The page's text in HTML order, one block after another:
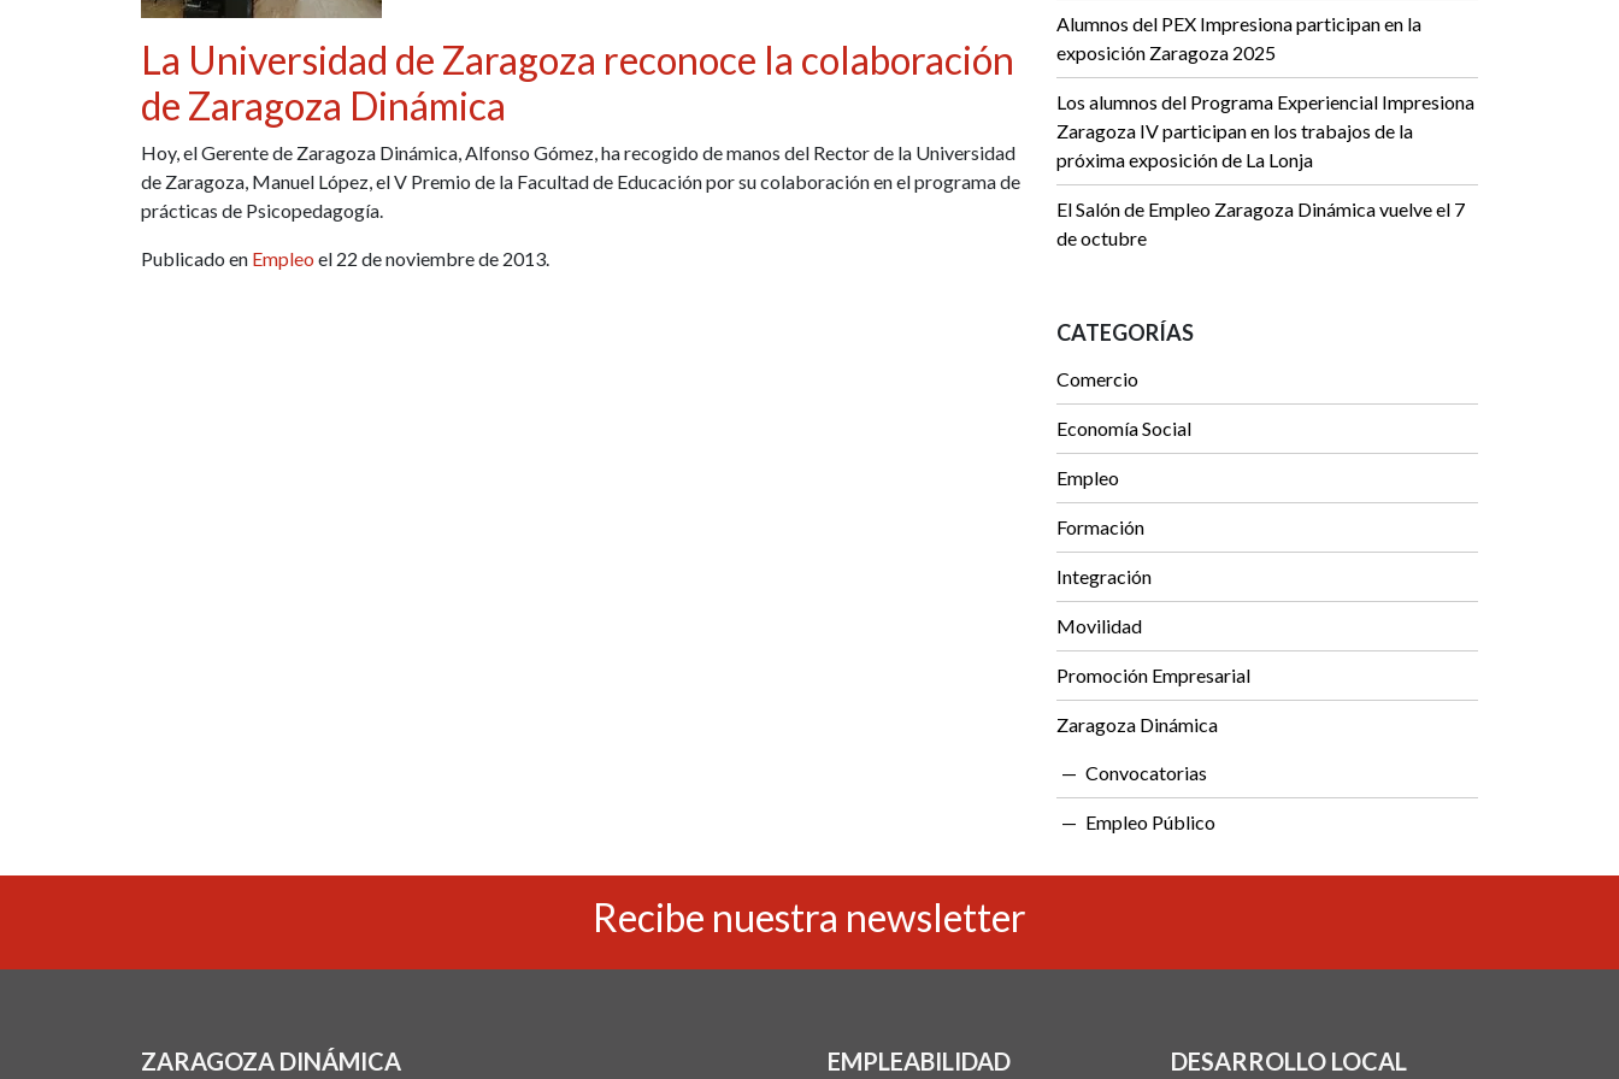
La Universidad de Zaragoza reconoce la colaboración
de Zaragoza Dinámica
Hoy, el Gerente de Zaragoza Dinámica, Alfonso Gómez, ha recogido de manos del Rector de la Universidad
de Zaragoza, Manuel López, el V Premio de la Facultad de Educación por su colaboración en el programa de
prácticas de Psicopedagogía.
Publicado en Empleo el 22 de noviembre de 2013.
Alumnos del PEX Impresiona participan en la
exposición Zaragoza 2025
Los alumnos del Programa Experiencial Impresiona
Zaragoza IV participan en los trabajos de la
próxima exposición de La Lonja
El Salón de Empleo Zaragoza Dinámica vuelve el 7
de octubre
CATEGORÍAS
Comercio
Economía Social
Empleo
Formación
Integración
Movilidad
Promoción Empresarial
Zaragoza Dinámica
Convocatorias
Empleo Público
Recibe nuestra newsletter
ZARAGOZA DINÁMICA EMPLEABILIDAD DESARROLLO LOCAL